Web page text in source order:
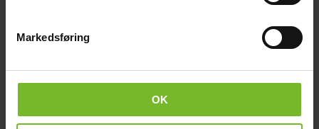
Markedsføring
OK